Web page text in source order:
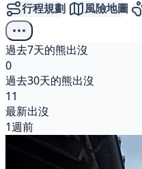
行程規劃 風險地圖
過去7天的熊出沒
0
過去30天的熊出沒
11
最新出沒
1週前